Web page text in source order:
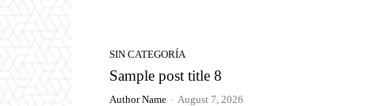
SIN CATEGORÍA
Sample post title 8
Author Name - August 7, 2026